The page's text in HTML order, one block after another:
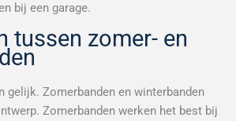
bij een garage.
tussen zomer- en
gelijk. Zomerbanden en winterbanden
Zomerbanden werken het best bij